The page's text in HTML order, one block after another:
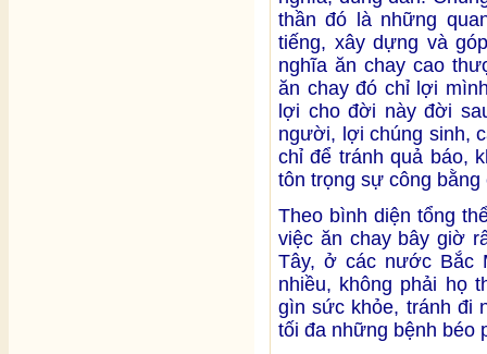
thần đó là những
tiếng, xây dựng và
nghĩa ăn chay cao
ăn chay đó chỉ lợi
lợi cho đời này đời
người, lợi chúng sinh,
chỉ để tránh quả báo,
tôn trọng sự công
Theo bình diện tổng
việc ăn chay bây giờ
Tây, ở các nước Bắc
nhiều, không phải họ
gìn sức khỏe, tránh đi
tối đa những bệnh béo